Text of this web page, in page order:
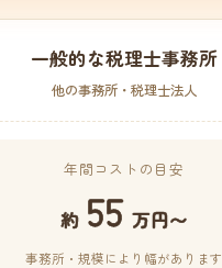
一般的な税理士事務所
他の事務所・税理士法人
年間コストの目安
約 55 万円〜
事務所・規模により幅があります